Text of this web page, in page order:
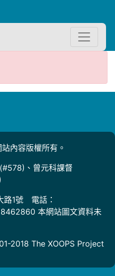
內容版權所有。
、曾元科課督
路1號 電話：
本網站圖文資料未
2018 The XOOPS Project